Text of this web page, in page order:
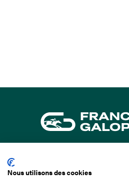
01 49 10 20 29
Nous utilisons des cookies